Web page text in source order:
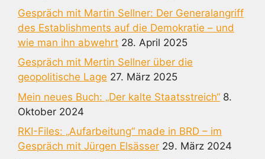
Gespräch mit Martin Sellner: Der Generalangriff
des Establishments auf die Demokratie – und
wie man ihn abwehrt 28. April 2025
Gespräch mit Mertin Sellner über die
geopolitische Lage 27. März 2025
Mein neues Buch: „Der kalte Staatsstreich“ 8.
Oktober 2024
RKI-Files: „Aufarbeitung“ made in BRD – im
Gespräch mit Jürgen Elsässer 29. März 2024